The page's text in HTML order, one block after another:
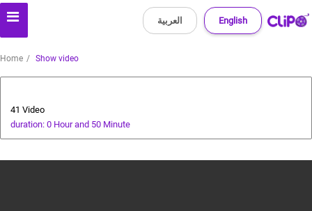
English العربية
Home Show video
41 Video
duration: 0 Hour and 50 Minute